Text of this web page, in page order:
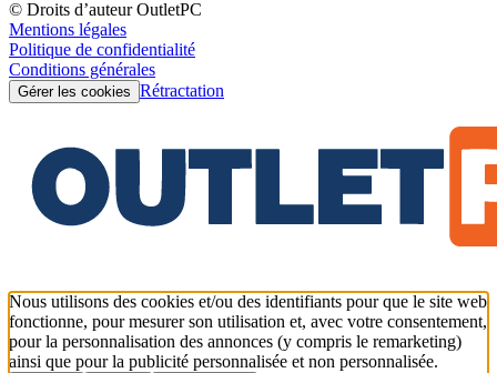
© Droits d’auteur OutletPC
Mentions légales
Politique de confidentialité
Conditions générales
Gérer les cookies Rétractation
Nous utilisons des cookies et/ou des identifiants pour que le site web
fonctionne, pour mesurer son utilisation et, avec votre consentement,
pour la personnalisation des annonces (y compris le remarketing)
ainsi que pour la publicité personnalisée et non personnalisée.